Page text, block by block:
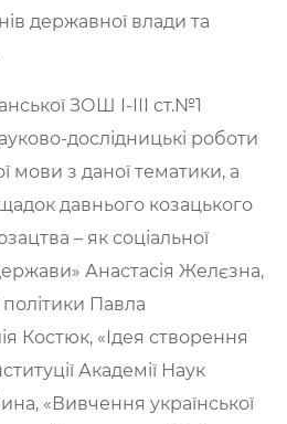
державної влади та
ЗОШ І-ІІІ ст.№1
дослідницькі роботи
мови з даної тематики, а
давнього козацького
– як соціальної
Анастасія Желєзна,
Павла
Костюк, «Ідея створення
Академії Наук
«Вивчення української